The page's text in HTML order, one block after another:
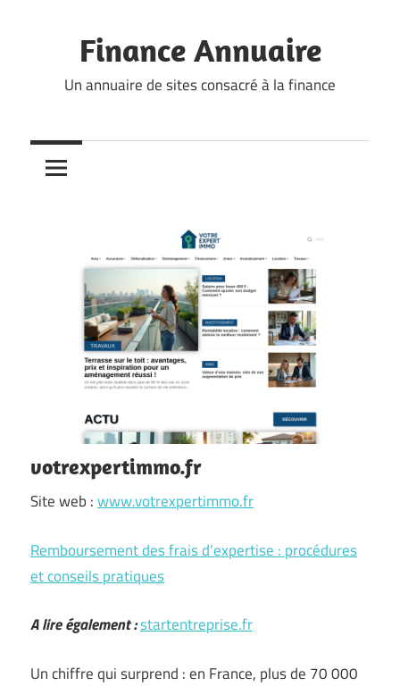
Finance Annuaire
Un annuaire de sites consacré à la finance
votrexpertimmo.fr
Site web :www.votrexpertimmo.fr
Remboursement des frais d’expertise : procédures
et conseils pratiques
A lire également :startentreprise.fr
Un chiffre qui surprend : en France, plus de 70 000